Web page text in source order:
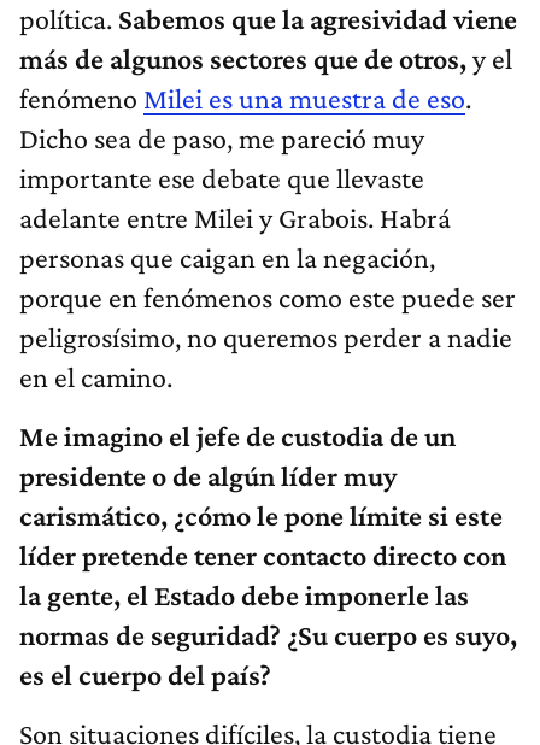
política. Sabemos que la agresividad viene
más de algunos sectores que de otros,y el
fenómeno Milei es una muestra de eso.
Dicho sea de paso, me pareció muy
importante ese debate que llevaste
adelante entre Milei y Grabois. Habrá
personas que caigan en la negación,
porque en fenómenos como este puede ser
peligrosísimo, no queremos perder a nadie
en el camino.
Me imagino el jefe de custodia de un
presidente o de algún líder muy
carismático, ¿cómo le pone límite si este
líder pretende tener contacto directo con
la gente, el Estado debe imponerle las
normas de seguridad? ¿Su cuerpo es suyo,
es el cuerpo del país?
Son situaciones difíciles, la custodia tiene